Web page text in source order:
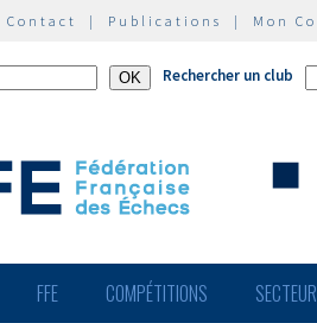
Contact | Publications | Mon
Rechercher un club
FFE COMPÉTITIONS